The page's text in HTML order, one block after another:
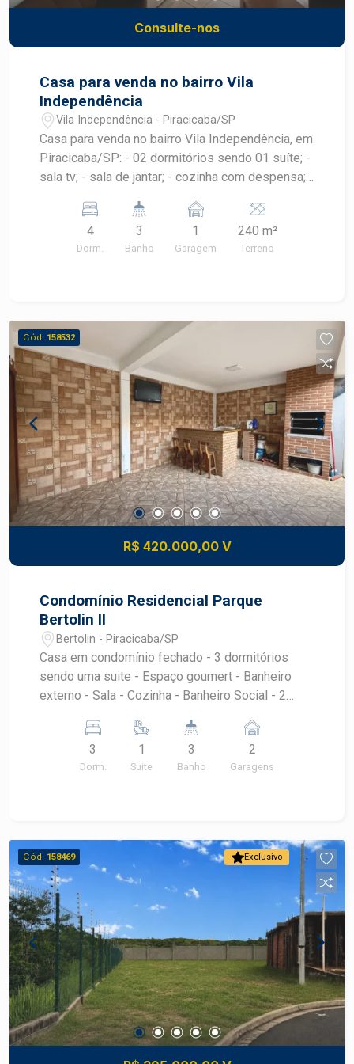
Consulte-nos
Casa para venda no bairro Vila
Independência
Vila Independência - Piracicaba/SP
Casa para venda no bairro Vila Independência, em
Piracicaba/SP: - 02 dormitórios sendo 01 suíte; -
sala tv; - sala de jantar; - cozinha com despensa; -
social e da edícula; - quintal com churrasqueira; -
4
Dorm.
3
Banho
1
Garagem
240 m²
Terreno
Cód. 158532
R$ 420.000,00 V
Condomínio Residencial Parque
Bertolin II
Bertolin - Piracicaba/SP
Casa em condomínio fechado - 3 dormitórios
sendo uma suite - Espaço goumert - Banheiro
externo - Sala - Cozinha - Banheiro Social - 2
3
Dorm.
1
Suite
3
Banho
2
Garagens
Exclusivo
Cód. 158469